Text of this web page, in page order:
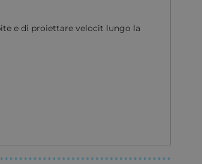
e di proiettare velocit lungo la